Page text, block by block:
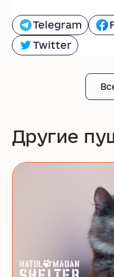
Telegram
Twitter
Другие